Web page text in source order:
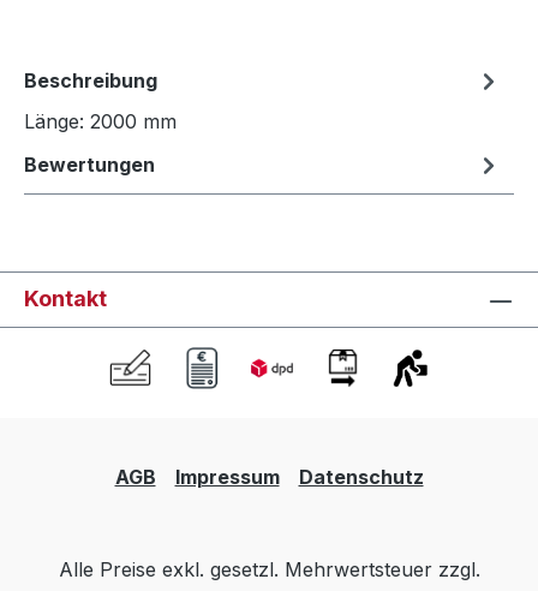
Beschreibung
Länge: 2000 mm
Bewertungen
Kontakt
AGB Impressum Datenschutz
Alle Preise exkl. gesetzl. Mehrwertsteuer zzgl.